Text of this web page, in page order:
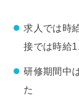
求人では時
接では時給
研修期間中
た